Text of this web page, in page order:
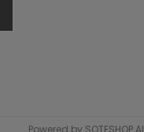
Powered by SOTESHOP AI